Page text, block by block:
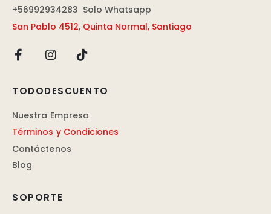
+56992934283 Solo Whatsapp
San Pablo 4512, Quinta Normal, Santiago
TODODESCUENTO
Nuestra Empresa
Términos y Condiciones
Contáctenos
Blog
SOPORTE